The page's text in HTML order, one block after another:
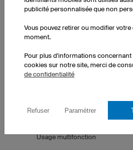
Usage multifonction
publicité personnalisée que non
Vous pouvez retirer ou modifier
moment.
Pour plus d'informations concernant
cookies sur notre site, merci de
de confidentialité
Refuser Paramétrer